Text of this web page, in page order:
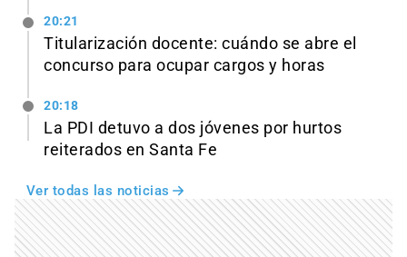
20:21
Titularización docente: cuándo se abre el
concurso para ocupar cargos y horas
20:18
La PDI detuvo a dos jóvenes por hurtos
reiterados en Santa Fe
Ver todas las noticias